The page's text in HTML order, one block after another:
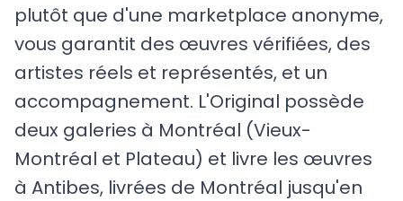
plutôt que d'une marketplace anonyme,
vous garantit des œuvres vérifiées, des
artistes réels et représentés, et un
accompagnement. L'Original possède
deux galeries à Montréal (Vieux-
Montréal et Plateau) et livre les œuvres
à Antibes, livrées de Montréal jusqu'en